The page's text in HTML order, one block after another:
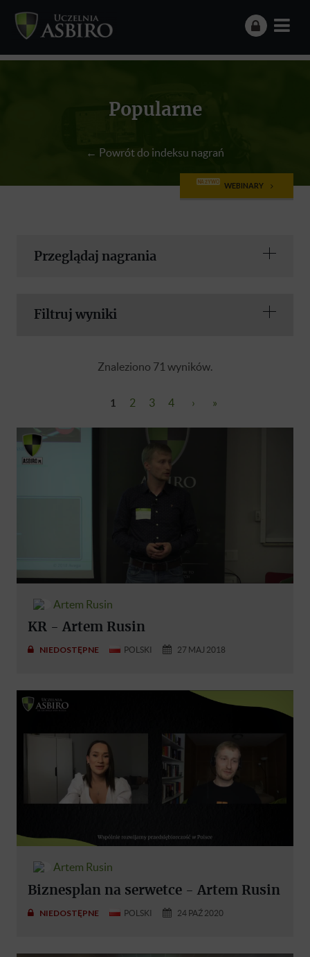
Popularne
← Powrót do indeksu nagrań
NA ŻYWO WEBINARY
Przeglądaj nagrania
Filtruj wyniki
Znaleziono 71 wyników.
1 2 3 4 › »
Artem Rusin
KR - Artem Rusin
NIEDOSTĘPNE POLSKI 27 MAJ 2018
Artem Rusin
Biznesplan na serwetce - Artem Rusin
NIEDOSTĘPNE POLSKI 24 PAŹ 2020